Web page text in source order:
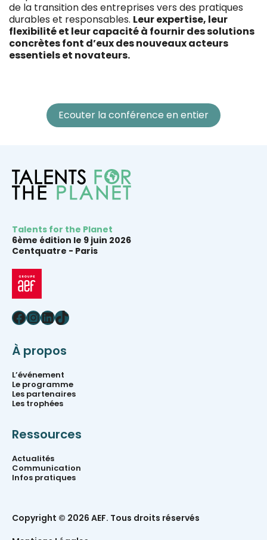
de la transition des entreprises vers des pratiques
durables et responsables. Leur expertise, leur
flexibilité et leur capacité à fournir des solutions
concrètes font d’eux des nouveaux acteurs
essentiels et novateurs.
Ecouter la conférence en entier
Talents for the Planet
6ème édition le 9 juin 2026
Centquatre - Paris
Facebook
Instagram
LinkedIn
TikTok
À propos
L’événement
Le programme
Les partenaires
Les trophées
Ressources
Actualités
Communication
Infos pratiques
Copyright © 2026 AEF. Tous droits réservés